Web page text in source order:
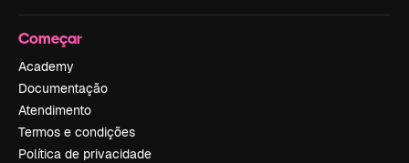
Começar
Academy
Documentação
Atendimento
Termos e condições
Política de privacidade